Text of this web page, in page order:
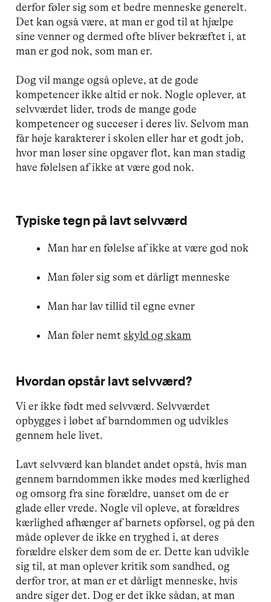
derfor føler sig som et bedre menneske generelt.
Det kan også være, at man er god til at hjælpe
sine venner og dermed ofte bliver bekræftet i, at
man er god nok, som man er.
Dog vil mange også opleve, at de gode
kompetencer ikke altid er nok. Nogle oplever, at
selvværdet lider, trods de mange gode
kompetencer og succeser i deres liv. Selvom man
får høje karakterer i skolen eller har et godt job,
hvor man løser sine opgaver flot, kan man stadig
have følelsen af ikke at være god nok.
Typiske tegn på lavt selvværd
Man har en følelse af ikke at være god nok
Man føler sig som et dårligt menneske
Man har lav tillid til egne evner
Man føler nemt skyld og skam
Hvordan opstår lavt selvværd?
Vi er ikke født med selvværd. Selvværdet
opbygges i løbet af barndommen og udvikles
gennem hele livet.
Lavt selvværd kan blandet andet opstå, hvis man
gennem barndommen ikke mødes med kærlighed
og omsorg fra sine forældre, uanset om de er
glade eller vrede. Nogle vil opleve, at forældres
kærlighed afhænger af barnets opførsel, og på den
måde oplever de ikke en tryghed i, at deres
forældre elsker dem som de er. Dette kan udvikle
sig til, at man oplever kritik som sandhed, og
derfor tror, at man er et dårligt menneske, hvis
andre siger det. Dog er det ikke sådan, at man